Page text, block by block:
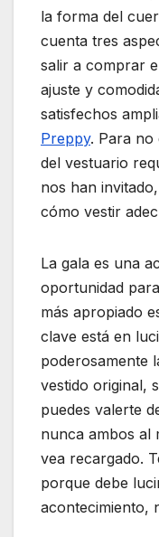
la forma del
cuenta tres
salir a comprar
ajuste y
satisfechos
Preppy. Para no
del vestuario
nos han
cómo vestir
La gala es una
oportunidad
más apropiado
clave está en
poderosamente
vestido original,
puedes valerte
nunca ambos al
vea recargado.
porque debe
acontecimiento,